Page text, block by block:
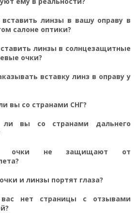
линзы в вашу оправу в
салоне оптики?
линзы в солнцезащитные
очки?
вставку линз в оправу у
вы со странами СНГ?
ли вы со странами дальнего
очки не защищают от
и линзы портят глаза?
нет страницы с отзывами